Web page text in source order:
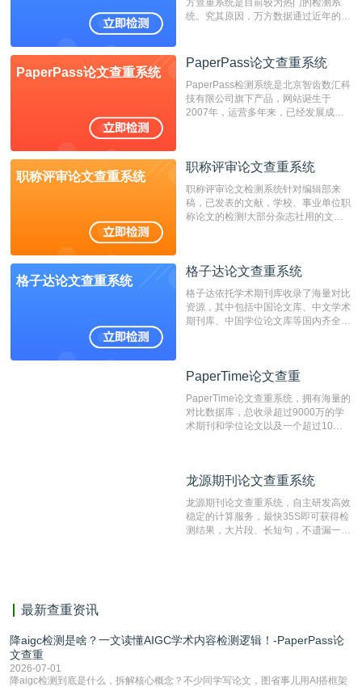
方查重系统是目前较为热门的检测系
统。究其原因，万方数据通过近年的发
检测系统，其真实性和权威性无可厚
非。其次，相对于知网而言，万方检测
费用少，上手容易，是学生初次论文查
重的推荐系统。
PaperPass论文查重系统
PaperPass论文查重系统
PaperPass检测系统是北京智齿数汇科
技有限公司旗下产品，网站诞生于
2007年，运营多年来，已经发展成为
检测速度快、精度高，市场反映良好。
职称评审论文查重系统
职称评审论文查重系统
职称评审论文检测系统针对编辑部来
稿，已发表的文献，学校、事业单位职
称论文的检测!大部分杂志社用的文献
编辑部检测来稿和已发表的文献,检测
测时注意填写第一作者,才能排除已发
表文献复制比。（限制字符数1万）
格子达论文查重系统
格子达论文查重系统
格子达依托学术期刊库收录了海量对比
资源，其中包括中国论文库、中文学术
期刊库、中国学位论文库等国内齐全的
系统，可检测中文、英文两种语言的论
PaperTime论文查重
PaperTime论文查重系统，拥有海量的
对比数据库，总收录超过9000万的学
术期刊和学位论文以及一个超过10亿
对，利用指纹索引快速而精准地在云检
有相似的片段，该项技术检测速度快、
准确率高，市场反映良好。
龙源期刊论文查重系统
龙源期刊论文查重系统，自主研发高效
稳定的计算服务，最快35S即可获得检
测结果，大片段、长短句，不遗漏一处
最新查重资讯
降aigc检测是啥？一文读懂AIGC学术内容检测逻辑！-PaperPass论
文查重
2026-07-01
降aigc检测到底是什么，拆解核心概念？不少同学写论文，图省事儿用AI搭框架